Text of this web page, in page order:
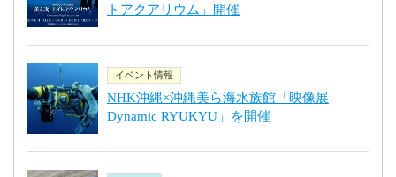
トアクアリウム」開催
イベント情報
NHK沖縄×沖縄美ら海水族館「映像展
Dynamic RYUKYU」を開催